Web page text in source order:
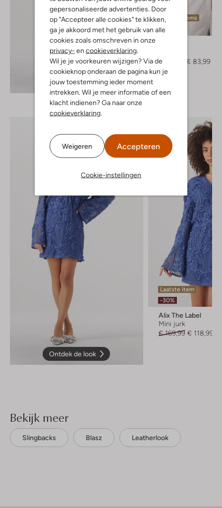
gepersonaliseerde advertenties. Door
op "Accepteer alle cookies" te klikken,
ga je akkoord met het gebruik van alle
cookies zoals omschreven in onze
privacy- en cookieverklaring.
Wil je je voorkeuren wijzigen? Via de
cookieknop onderaan de pagina kun je
jouw toestemming ieder moment
intrekken. Wil je meer informatie of een
klacht indienen? Ga naar onze
cookieverklaring.
Weigeren Accepteren
Cookie-instellingen
Ontdek de look
Laatste items
-30%
€ 119,99
€ 83,99
Ontdek de look
Laatste item
-30%
Alix The Label
Mini jurk
€ 169,99 € 118,99
Bekijk meer
Slingbacks Blasz Leatherlook